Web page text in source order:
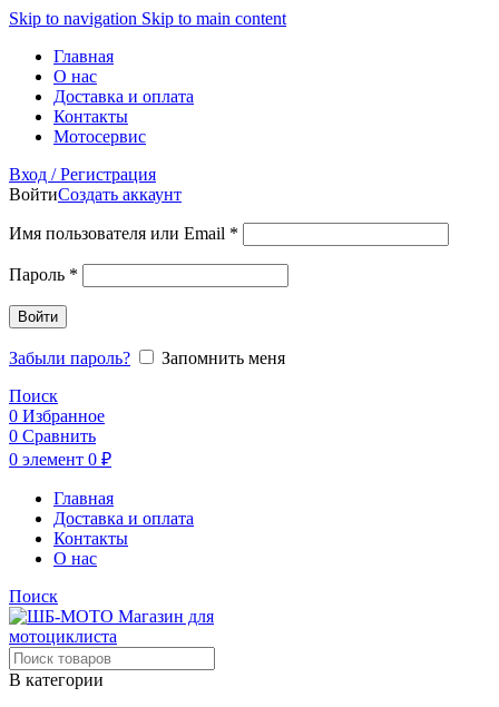
Skip to navigation Skip to main content
Главная
О нас
Доставка и оплата
Контакты
Мотосервис
Вход / Регистрация
ВойтиСоздать аккаунт
Имя пользователя или Email *
Пароль *
Войти
Забыли пароль?
Запомнить меня
Поиск
0 Избранное
0 Сравнить
0 элемент 0 ₽
Главная
Доставка и оплата
Контакты
О нас
Поиск
В категории